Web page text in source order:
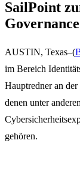
SailPoint
Governance
AUSTIN, Texas–(
im Bereich
Hauptredner an
denen unter
gehören.